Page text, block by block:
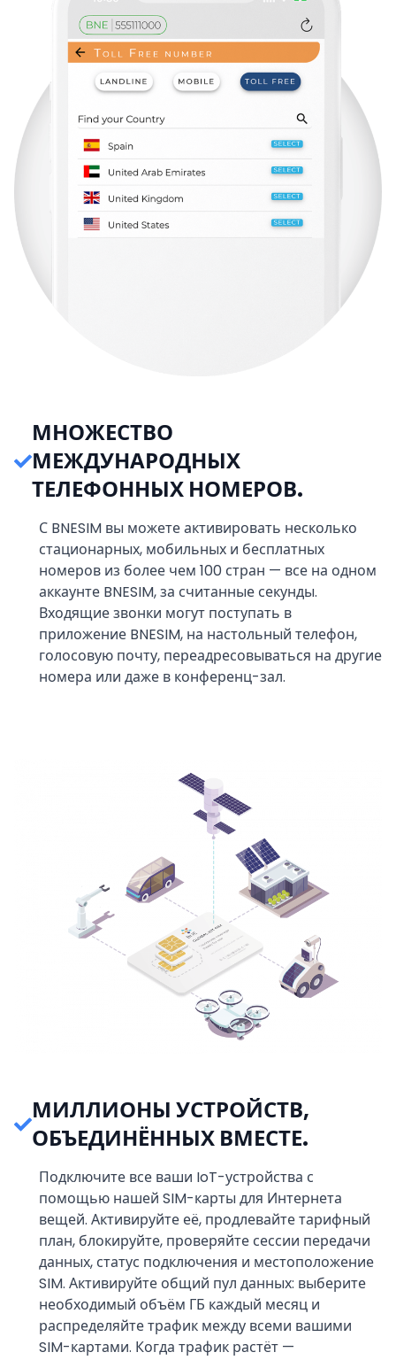
МНОЖЕСТВО
МЕЖДУНАРОДНЫХ
ТЕЛЕФОННЫХ НОМЕРОВ.
С BNESIM вы можете активировать несколько
стационарных, мобильных и бесплатных
номеров из более чем 100 стран — все на одном
аккаунте BNESIM, за считанные секунды.
Входящие звонки могут поступать в
приложение BNESIM, на настольный телефон,
голосовую почту, переадресовываться на другие
номера или даже в конференц-зал.
МИЛЛИОНЫ УСТРОЙСТВ,
ОБЪЕДИНЁННЫХ ВМЕСТЕ.
Подключите все ваши IoT-устройства с
помощью нашей SIM-карты для Интернета
вещей. Активируйте её, продлевайте тарифный
план, блокируйте, проверяйте сессии передачи
данных, статус подключения и местоположение
SIM. Активируйте общий пул данных: выберите
необходимый объём ГБ каждый месяц и
распределяйте трафик между всеми вашими
SIM-картами. Когда трафик растёт —